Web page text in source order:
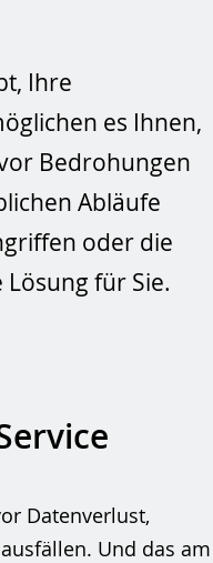
Ihre
es Ihnen,
Bedrohungen
Abläufe
oder die
für Sie.
Datenverlust,
Und das am